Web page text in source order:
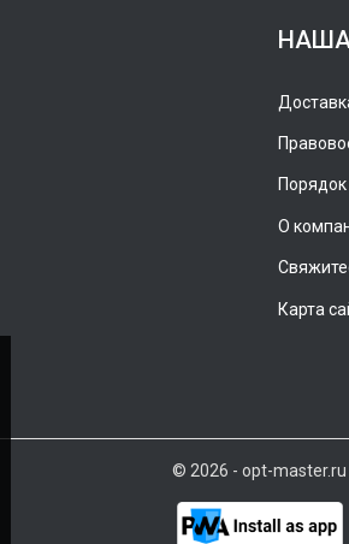
О
Карта
© 2026 - opt-master.ru